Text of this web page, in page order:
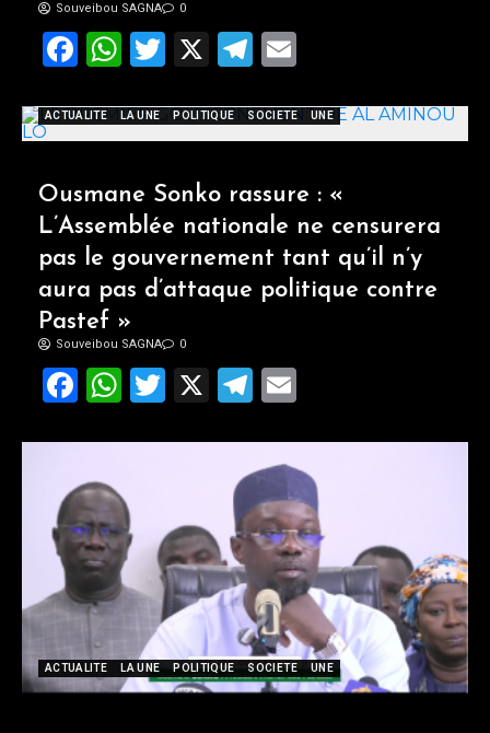
ACTUALITE LA UNE POLITIQUE SOCIETE UNE
Souveibou SAGNA 0
Facebook
WhatsApp
Twitter
X Telegram
ACTUALITE LA UNE POLITIQUE SOCIETE UNE
Ousmane Sonko rassure : «
L’Assemblée nationale ne censurera
pas le gouvernement tant qu’il n’y
aura pas d’attaque politique contre
Pastef »
Souveibou SAGNA 0
Facebook
WhatsApp
Twitter
X Telegram